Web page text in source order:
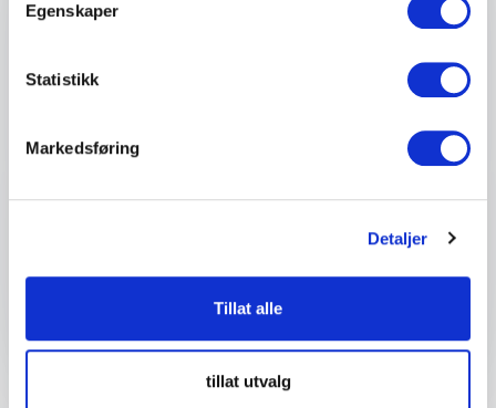
Egenskaper
Statistikk
Markedsføring
Detaljer
Tillat alle
tillat utvalg
Send forespørsel